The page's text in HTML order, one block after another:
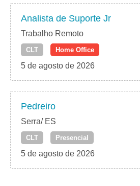
Analista de Suporte Jr
Trabalho Remoto
CLT Home Office
5 de agosto de 2026
Pedreiro
Serra/ ES
CLT Presencial
5 de agosto de 2026